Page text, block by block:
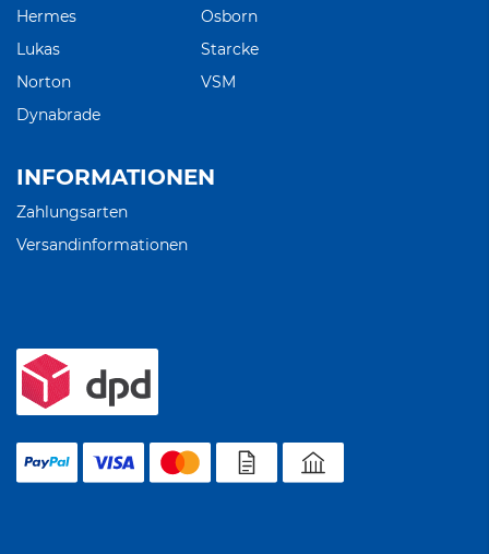
Hermes
Lukas
Norton
Dynabrade
Osborn
Starcke
VSM
INFORMATIONEN
Zahlungsarten
Versandinformationen